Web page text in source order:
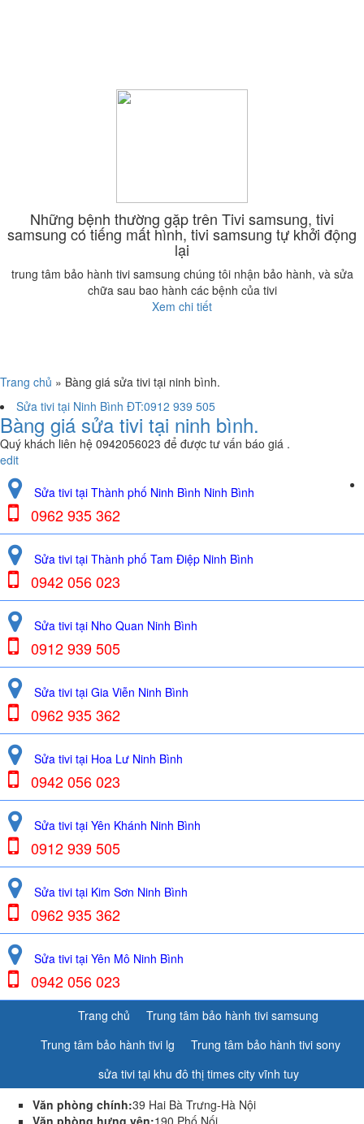
Những bệnh thường gặp trên Tivi samsung, tivi
samsung có tiếng mất hình, tivi samsung tự khởi động
lại
trung tâm bảo hành tivi samsung chúng tôi nhận bảo hành, và sửa
chữa sau bao hành các bệnh của tivi
Xem chi tiết
Trang chủ » Bàng giá sửa tivi tại ninh bình.
Sửa tivi tại Ninh Bình ĐT:0912 939 505
Bàng giá sửa tivi tại ninh bình.
Quý khách liên hệ 0942056023 để được tư vấn báo giá .
edit
Sửa tivi tại Thành phố Ninh Bình Ninh Bình
0962 935 362
Sửa tivi tại Thành phố Tam Điệp Ninh Bình
0942 056 023
Sửa tivi tại Nho Quan Ninh Bình
0912 939 505
Sửa tivi tại Gia Viễn Ninh Bình
0962 935 362
Sửa tivi tại Hoa Lư Ninh Bình
0942 056 023
Sửa tivi tại Yên Khánh Ninh Bình
0912 939 505
Sửa tivi tại Kim Sơn Ninh Bình
0962 935 362
Sửa tivi tại Yên Mô Ninh Bình
0942 056 023
Trang chủ
Trung tâm bảo hành tivi samsung
Trung tâm bảo hành tivi lg
Trung tâm bảo hành tivi sony
sửa tivi tại khu đô thị times city vĩnh tuy
Văn phòng chính:39 Hai Bà Trưng-Hà Nội
Văn phòng hưng yên:190 Phố Nối